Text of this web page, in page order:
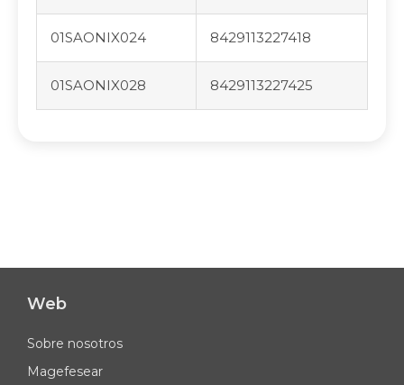
01SAONIX024 8429113227418
01SAONIX028 8429113227425
Web
Sobre nosotros
Magefesear